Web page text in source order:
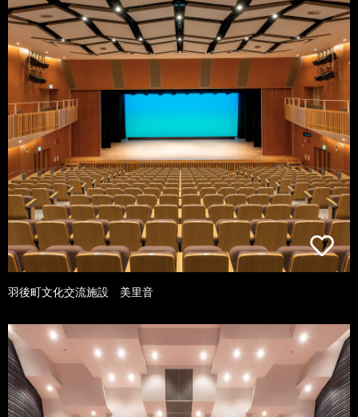
羽後町文化交流施設 美里音